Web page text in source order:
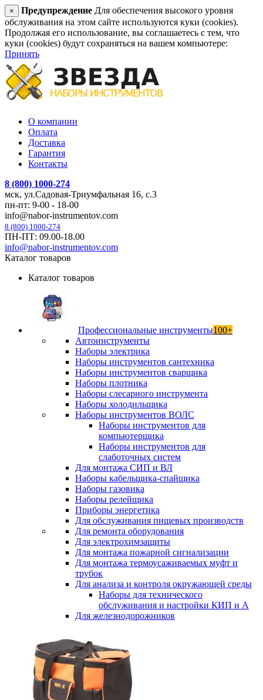
× Предупреждение Для обеспечения высокого уровня
обслуживания на этом сайте используются куки (cookies).
Продолжая его использование, вы соглашаетесь с тем, что
куки (cookies) будут сохраняться на вашем компьютере:
Принять
О компании
Оплата
Доставка
Гарантия
Контакты
8 (800) 1000-274
мск, ул.Садовая-Триумфальная 16, с.3
пн-пт: 9-00 - 18-00
info@nabor-instrumentov.com
8 (800) 1000-274
ПН-ПТ: 09.00-18.00
info@nabor-instrumentov.com
Каталог товаров
Каталог товаров
Профессиональные инструменты100+
Автоинструменты
Наборы электрика
Наборы инструментов сантехника
Наборы инструментов сварщика
Наборы плотника
Наборы слесарного инструмента
Наборы холодильщика
Наборы инструментов ВОЛС
Наборы инструментов для
компьютерщика
Наборы инструментов для
слаботочных систем
Для монтажа СИП и ВЛ
Наборы кабельщика-спайщика
Наборы газовика
Наборы релейщика
Приборы энергетика
Для обслуживания пищевых производств
Для ремонта оборудования
Для электрохимзащиты
Для монтажа пожарной сигнализации
Для монтажа термоусаживаемых муфт и
трубок
Для анализа и контроля окружающей среды
Наборы для технического
обслуживания и настройки КИП и А
Для железнодорожников